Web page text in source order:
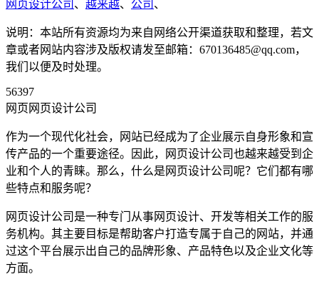
网页设计公司 、 越来越、 公司 、
说明：本站所有资源均为来自网络公开渠道获取和整理，若文
章或者网站内容涉及版权请发至邮箱：670136485@qq.com，
我们以便及时处理。
56397
网页网页设计公司
作为一个现代化社会，网站已经成为了企业展示自身形象和宣
传产品的一个重要途径。因此，网页设计公司也越来越受到企
业和个人的青睐。那么，什么是网页设计公司呢？它们都有哪
些特点和服务呢？
网页设计公司是一种专门从事网页设计、开发等相关工作的服
务机构。其主要目标是帮助客户打造专属于自己的网站，并通
过这个平台展示出自己的品牌形象、产品特色以及企业文化等
方面。